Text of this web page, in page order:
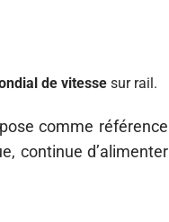
de vitesse sur rail.
comme référence
continue d’alimenter